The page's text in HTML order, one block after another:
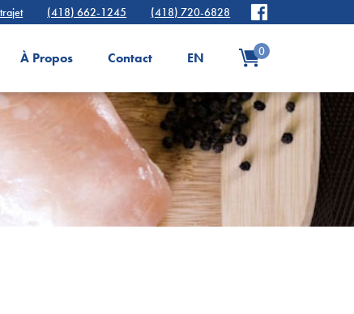
(418) 662-1245 (418) 720-6828
À Propos Contact EN 0